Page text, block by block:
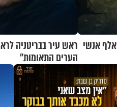
על רקע החשש מהסלמה: הממשלה תאשר גיוס 240 אלף אנשי ראש עיר בבריטניה
הערים התאומות״